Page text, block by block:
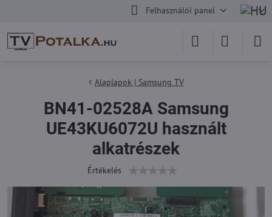
Felhasználói panel
Alaplapok | Samsung TV
BN41-02528A Samsung
UE43KU6072U használt
alkatrészek
Értékelés